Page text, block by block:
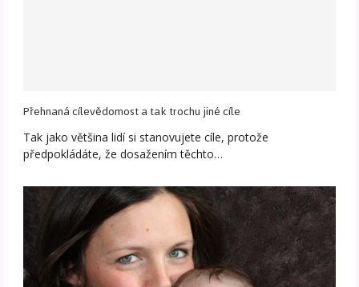
Přehnaná cílevědomost a tak trochu jiné cíle
Tak jako většina lidí si stanovujete cíle, protože
předpokládáte, že dosažením těchto…